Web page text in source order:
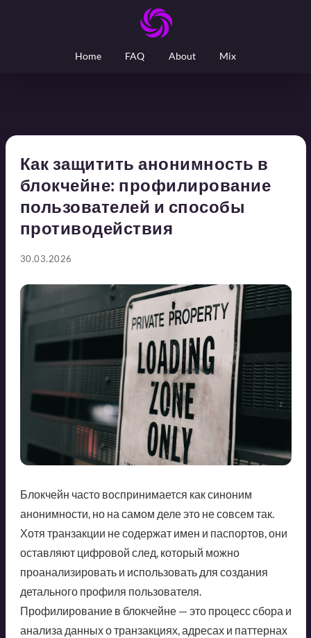
Home FAQ About Mix
Как защитить анонимность в
блокчейне: профилирование
пользователей и способы
противодействия
30.03.2026
Блокчейн часто воспринимается как синоним
анонимности, но на самом деле это не совсем так.
Хотя транзакции не содержат имен и паспортов, они
оставляют цифровой след, который можно
проанализировать и использовать для создания
детального профиля пользователя.
Профилирование в блокчейне — это процесс сбора и
анализа данных о транзакциях, адресах и паттернах